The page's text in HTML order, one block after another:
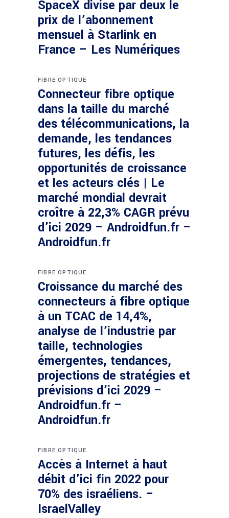
SpaceX divise par deux le
prix de l’abonnement
mensuel à Starlink en
France – Les Numériques
FIBRE OPTIQUE
Connecteur fibre optique
dans la taille du marché
des télécommunications, la
demande, les tendances
futures, les défis, les
opportunités de croissance
et les acteurs clés | Le
marché mondial devrait
croître à 22,3% CAGR prévu
d’ici 2029 – Androidfun.fr –
Androidfun.fr
FIBRE OPTIQUE
Croissance du marché des
connecteurs à fibre optique
à un TCAC de 14,4%,
analyse de l’industrie par
taille, technologies
émergentes, tendances,
projections de stratégies et
prévisions d’ici 2029 –
Androidfun.fr –
Androidfun.fr
FIBRE OPTIQUE
Accès à Internet à haut
débit d’ici fin 2022 pour
70% des israéliens. –
IsraelValley